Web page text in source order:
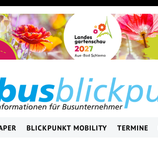
BLICKPUNKT MOBILITY TERMINE